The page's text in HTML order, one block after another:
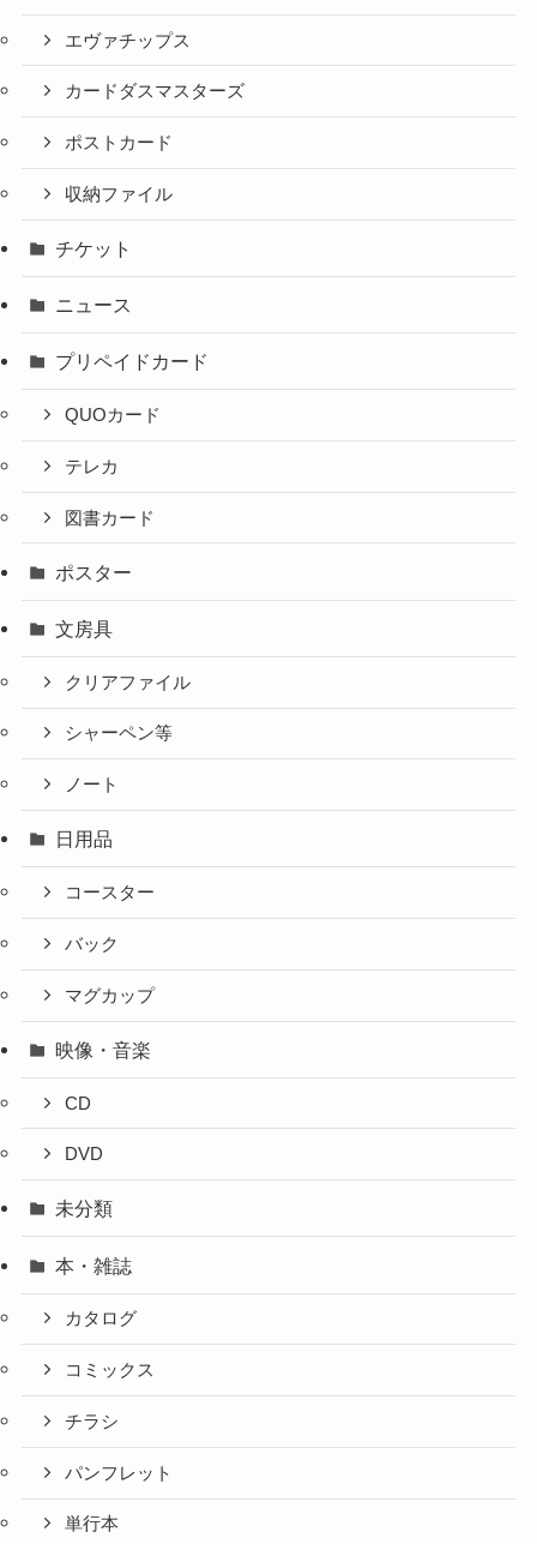
エヴァチップス
カードダスマスターズ
ポストカード
収納ファイル
チケット
ニュース
プリペイドカード
QUOカード
テレカ
図書カード
ポスター
文房具
クリアファイル
シャーペン等
ノート
日用品
コースター
バック
マグカップ
映像・音楽
CD
DVD
未分類
本・雑誌
カタログ
コミックス
チラシ
パンフレット
単行本